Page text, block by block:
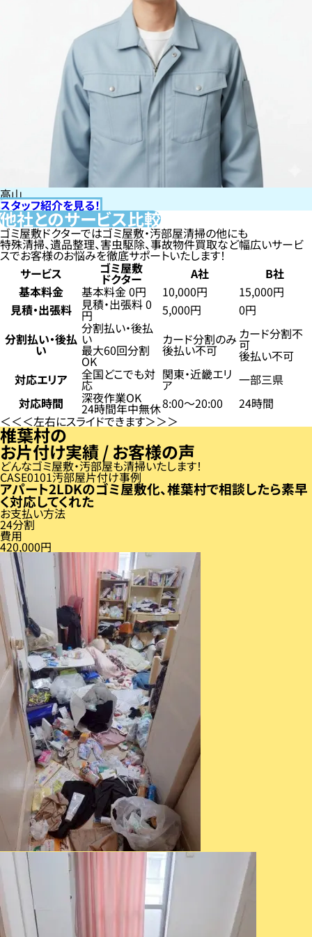
高山
スタッフ紹介を見る！
他社とのサービス比較
ゴミ屋敷ドクターではゴミ屋敷・汚部屋清掃の他にも
特殊清掃、遺品整理、害虫駆除、事故物件買取など幅広いサービ
スでお客様のお悩みを徹底サポートいたします！
サービス
ゴミ屋敷
ドクター A社
B社
基本料金
基本料金 0円 10,000円
15,000円
見積・出張料
見積・出張料 0
円 5,000円
0円
分割払い・後払
い
分割払い・後払
い
最大60回分割
OK
カード分割のみ
後払い不可
カード分割不
可
後払い不可
対応エリア
全国どこでも対
応
関東・近畿エリ
ア
一部三県
対応時間
深夜作業OK
24時間年中無休8:00〜20:00
24時間
左右にスライドできます
椎葉村の
お片付け実績 / お客様の声
どんなゴミ屋敷・汚部屋も清掃いたします！
CASE 01汚部屋片付け事例
アパート2LDKのゴミ屋敷化、椎葉村で相談したら素早
く対応してくれた
お支払い方法
24分割
費用
420,000円